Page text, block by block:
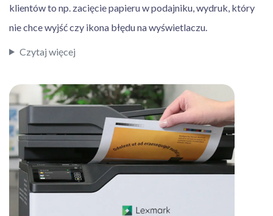
klientów to np. zacięcie papieru w podajniku, wydruk, który
nie chce wyjść czy ikona błędu na wyświetlaczu.
Czytaj więcej